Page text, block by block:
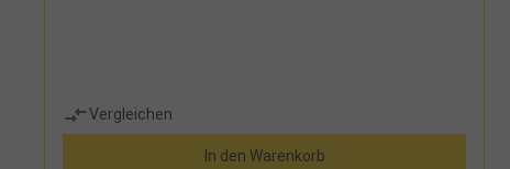
Vergleichen
In den Warenkorb